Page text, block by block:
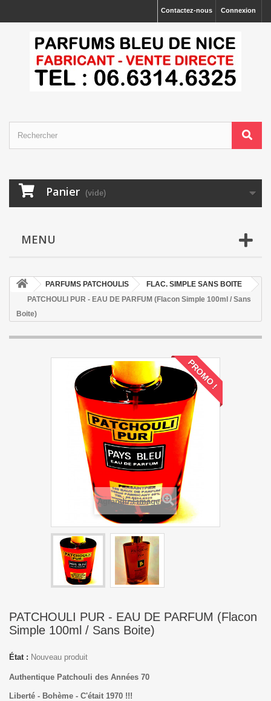
Connexion
Contactez-nous
Panier (vide)
MENU
PARFUMS PATCHOULIS
FLAC. SIMPLE SANS BOITE
PATCHOULI PUR - EAU DE PARFUM (Flacon Simple 100ml / Sans
Boite)
PROMO !
Agrandir l'image
PATCHOULI PUR - EAU DE PARFUM (Flacon
Simple 100ml / Sans Boite)
État : Nouveau produit
Authentique Patchouli des Années 70
Liberté - Bohème - C'était 1970 !!!